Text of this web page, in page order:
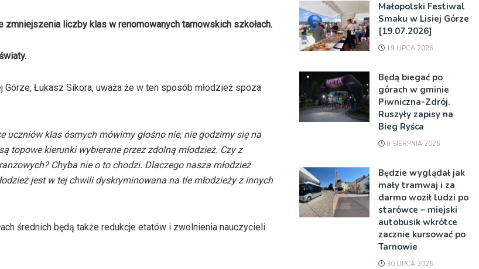
liczby klas w renomowanych tarnowskich szkołach.
Łukasz Sikora, uważa że w ten sposób młodzież spoza
klas ósmych mówimy głośno nie, nie godzimy się na
topowe kierunki wybierane przez zdolną młodzież. Czy z
Chyba nie o to chodzi. Dlaczego nasza młodzież
jest w tej chwili dyskryminowana na tle młodzieży z innych
średnich będą także redukcje etatów i zwolnienia nauczycieli.
Małopolski Festiwal
Smaku w Lisiej Górze
[19.07.2026]
19 LIPCA 2026
Będą biegać po
górach w gminie
Piwniczna-Zdrój.
Ruszyły zapisy na
Bieg Ryśca
6 SIERPNIA 2026
Będzie wyglądał jak
mały tramwaj i za
darmo woził ludzi po
starówce – miejski
autobusik wkrótce
zacznie kursować po
Tarnowie
30 LIPCA 2026